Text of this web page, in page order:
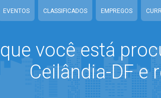
EVENTOS CLASSIFICADOS EMPREGOS
você está
Ceilândia-DF e